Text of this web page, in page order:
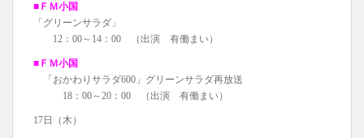
■ＦＭ小国
「グリーンサラダ」
12：00～14：00 （出演 有働まい）
■ＦＭ小国
「おかわりサラダ600」グリーンサラダ再放送
18：00～20：00 （出演 有働まい）
17日（木）